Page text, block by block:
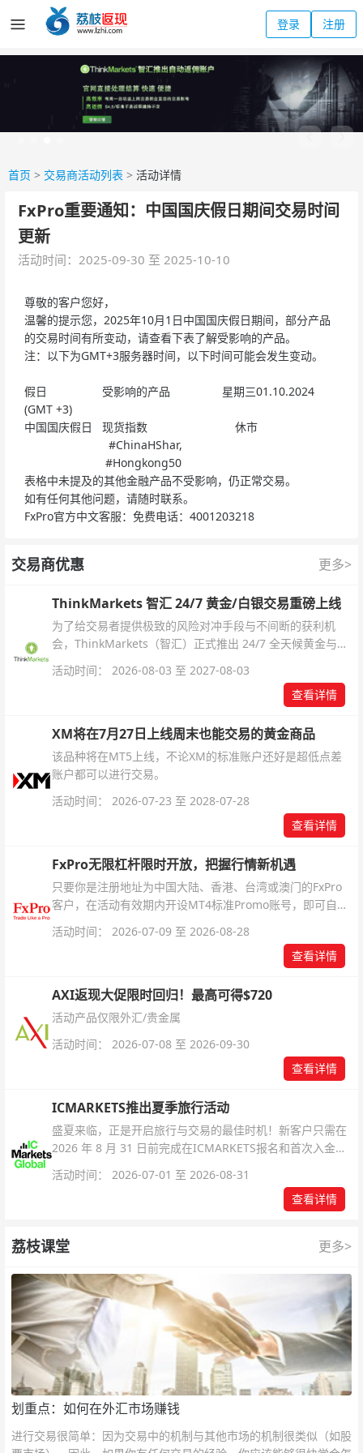
登录 注册
首页 > 交易商活动列表 > 活动详情
FxPro重要通知：中国国庆假日期间交易时间
更新
活动时间：2025-09-30 至 2025-10-10
尊敬的客户您好，
温馨的提示您，2025年10月1日中国国庆假日期间，部分产品
的交易时间有所变动，请查看下表了解受影响的产品。
注：以下为GMT+3服务器时间，以下时间可能会发生变动。
假日 受影响的产品
星期三01.10.2024
(GMT +3)
中国国庆假日
现货指数 休市
#ChinaHShar,
#Hongkong50
表格中未提及的其他金融产品不受影响，仍正常交易。
如有任何其他问题，请随时联系。
FxPro官方中文客服：免费电话：4001203218
交易商优惠 更多>
ThinkMarkets 智汇 24/7 黄金/白银交易重磅上线
为了给交易者提供极致的风险对冲手段与不间断的获利机
会，ThinkMarkets（智汇）正式推出 24/7 全天候黄金与白
杆配置、支持软件及交易细则。
活动时间： 2026-08-03 至 2027-08-03
查看详情
XM将在7月27日上线周末也能交易的黄金商品
该品种将在MT5上线，不论XM的标准账户还好是超低点差
账户都可以进行交易。
活动时间： 2026-07-23 至 2028-07-28
查看详情
FxPro无限杠杆限时开放，把握行情新机遇
只要你是注册地址为中国大陆、香港、台湾或澳门的FxPro
客户，在活动有效期内开设MT4标准Promo账号，即可自动
活动时间： 2026-07-09 至 2026-08-28
查看详情
AXI返现大促限时回归！最高可得$720
活动产品仅限外汇/贵金属
活动时间： 2026-07-08 至 2026-09-30
查看详情
ICMARKETS推出夏季旅行活动
盛夏来临，正是开启旅行与交易的最佳时机！新客户只需在
2026 年 8 月 31 日前完成在ICMARKETS报名和首次入金即
活动时间： 2026-07-01 至 2026-08-31
查看详情
荔枝课堂 更多>
划重点：如何在外汇市场赚钱
进行交易很简单：因为交易中的机制与其他市场的机制很类似（如股